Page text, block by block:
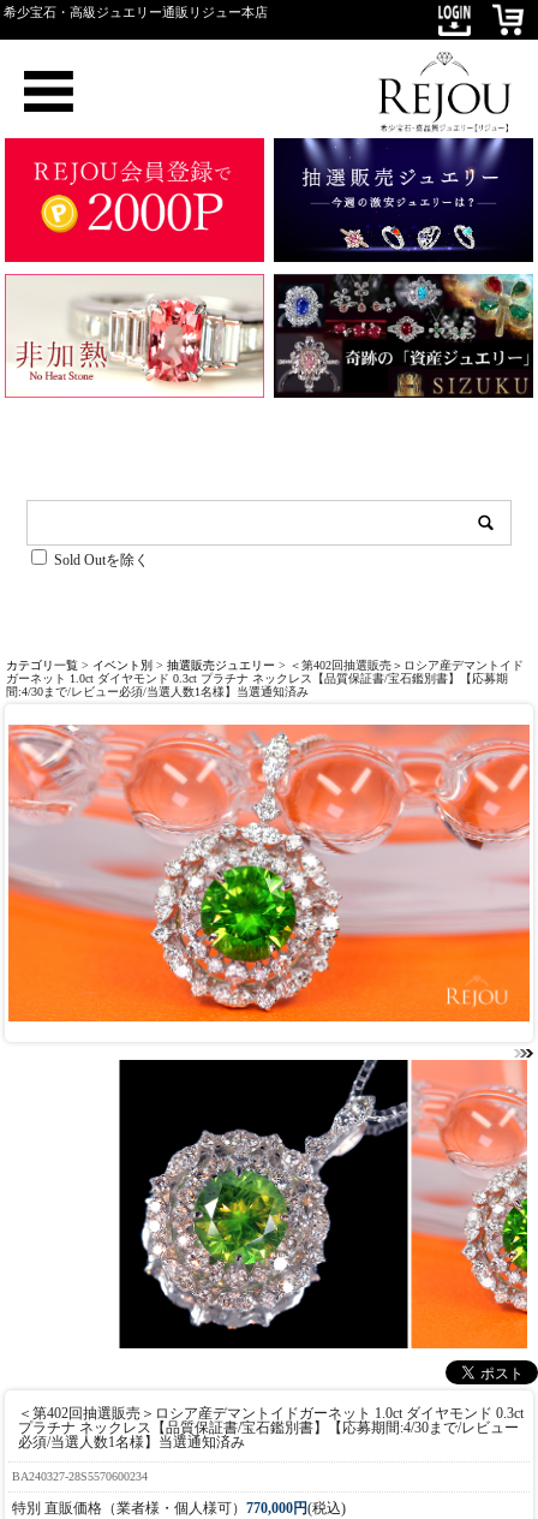
希少宝石・高級ジュエリー通販リジュー本店
Sold Outを除く
カテゴリ一覧 > イベント別 > 抽選販売ジュエリー > ＜第402回抽選販売＞ロシア産デマントイド
ガーネット 1.0ct ダイヤモンド 0.3ct プラチナ ネックレス【品質保証書/宝石鑑別書】【応募期
間:4/30まで/レビュー必須/当選人数1名様】当選通知済み
＜第402回抽選販売＞ロシア産デマントイドガーネット 1.0ct ダイヤモンド 0.3ct
プラチナ ネックレス【品質保証書/宝石鑑別書】【応募期間:4/30まで/レビュー
必須/当選人数1名様】当選通知済み
BA240327-28S5570600234
特別 直販価格（業者様・個人様可） 770,000円(税込)